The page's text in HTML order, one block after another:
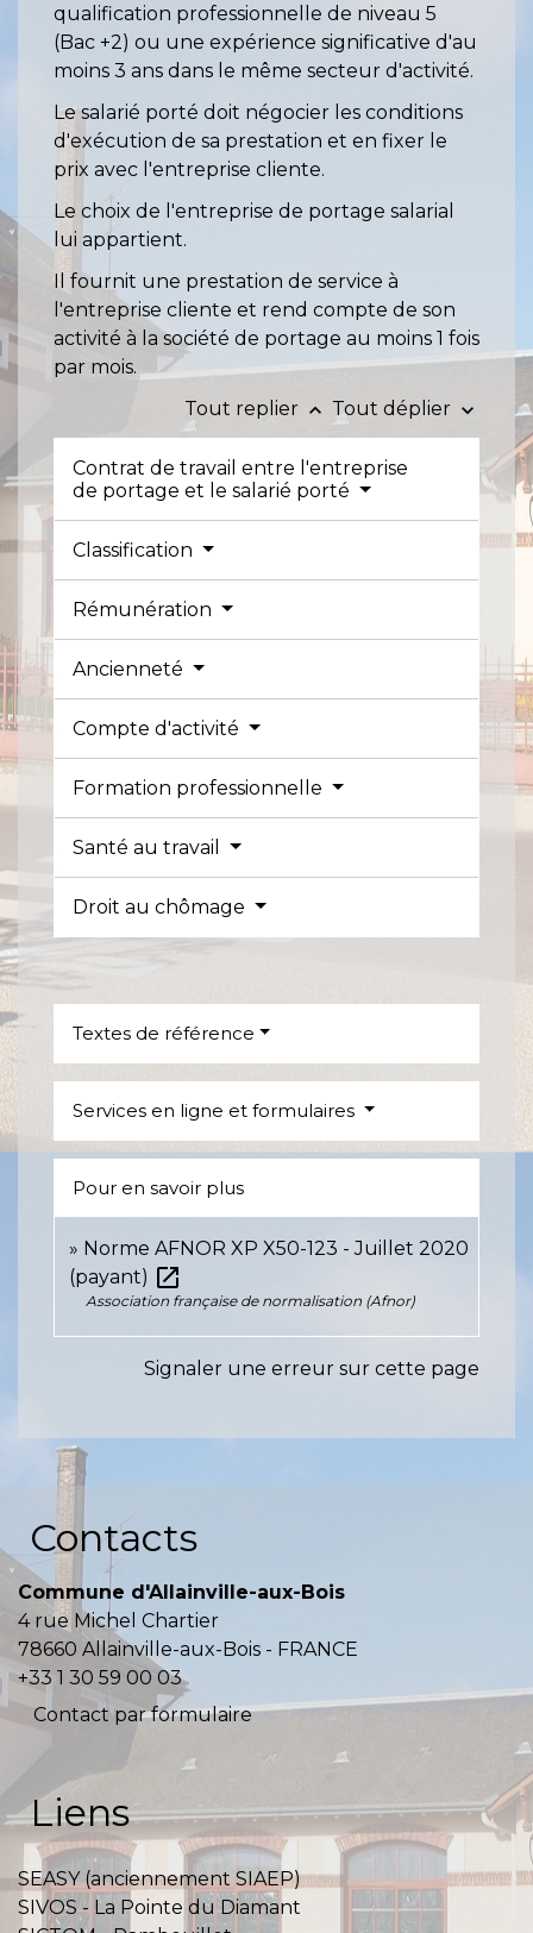
qualification professionnelle de niveau 5
(Bac +2) ou une expérience significative d'au
moins 3 ans dans le même secteur d'activité.
Le salarié porté doit négocier les conditions
d'exécution de sa prestation et en fixer le
prix avec l'entreprise cliente.
Le choix de l'entreprise de portage salarial
lui appartient.
Il fournit une prestation de service à
l'entreprise cliente et rend compte de son
activité à la société de portage au moins 1 fois
par mois.
Tout replier keyboard_arrow_up Tout déplier keyboard_arrow_down
Contrat de travail entre l'entreprise
de portage et le salarié porté
Classification
Rémunération
Ancienneté
Compte d'activité
Formation professionnelle
Santé au travail
Droit au chômage
Textes de référence
Services en ligne et formulaires
Pour en savoir plus
Norme AFNOR XP X50-123 - Juillet 2020
(payant) open_in_new
Association française de normalisation (Afnor)
Signaler une erreur sur cette page
Contacts
Commune d'Allainville-aux-Bois
4 rue Michel Chartier
78660 Allainville-aux-Bois - FRANCE
+33 1 30 59 00 03
Contact par formulaire
Liens
SEASY (anciennement SIAEP)
SIVOS - La Pointe du Diamant